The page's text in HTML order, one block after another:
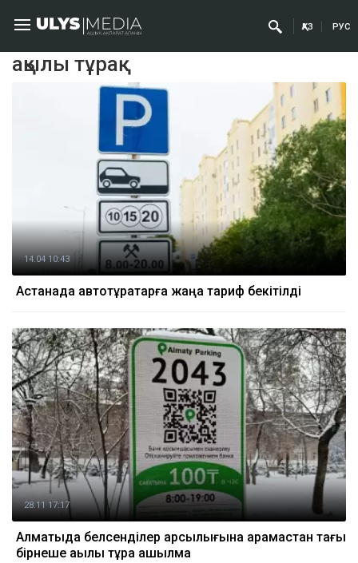
ҚАЗ РУС
ақылы тұрақ
14.04 10:43
Астанада автотұрақтарға жаңа тариф бекітілді
28.11 17:17
Алматыда белсенділер қарсылығына қарамастан тағы
бірнеше ақылы тұрақ ашылмақ